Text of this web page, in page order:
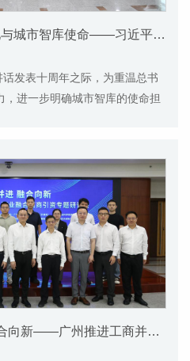
【研讨会】中国式现代化与城市智库使命——习近平总书记“5·17”重要讲话发表十周年专题研讨会召开
话发表十周年之际，为重温总书
进一步明确城市智库的使命担
【研讨会】“工商并进 融合向新——广州推进工商并举、两业融合招商引资专题研讨会”在广州市社会科学院召开